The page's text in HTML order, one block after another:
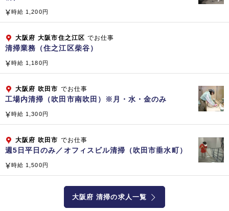
子会社・関係会社
【国内】 株式会社 ベスト・プロパティ
株式会社 マイムコミュニティー
小倉興産 株式会社
株式会社 ラボテック
株式会社 ケアホテルマネジメント
株式会社 クリーンボーイ
株式会社 ビーエムエス
株式会社 クリーンテック
株式会社 テクノサービス
株式会社 テクノサービス東京
【海外】 SINGAPORE BIKEN PTE.LTD.（シンガポール共
和国）
企業公式サイト
時給 1,200円
大阪府 大阪市住之江区 でお仕事
清掃業務（住之江区柴谷）
時給 1,180円
大阪府 吹田市 でお仕事
工場内清掃（吹田市南吹田）※月・水・金のみ
時給 1,300円
大阪府 吹田市 でお仕事
週5日平日のみ／オフィスビル清掃（吹田市垂水町）
時給 1,500円
大阪府 清掃の求人一覧